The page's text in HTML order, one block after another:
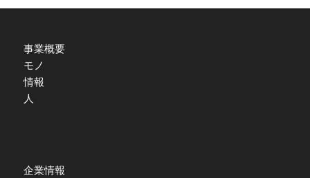
事業概要
モノ
情報
人
企業情報